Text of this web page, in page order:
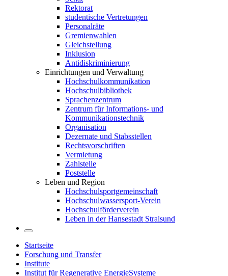
Rektorat
studentische Vertretungen
Personalräte
Gremienwahlen
Gleichstellung
Inklusion
Antidiskriminierung
Einrichtungen und Verwaltung
Hochschulkommunikation
Hochschulbibliothek
Sprachenzentrum
Zentrum für Informations- und
Kommunikationstechnik
Organisation
Dezernate und Stabsstellen
Rechtsvorschriften
Vermietung
Zahlstelle
Poststelle
Leben und Region
Hochschulsportgemeinschaft
Hochschulwassersport-Verein
Hochschulförderverein
Leben in der Hansestadt Stralsund
Startseite
Forschung und Transfer
Institute
Institut für Regenerative EnergieSysteme